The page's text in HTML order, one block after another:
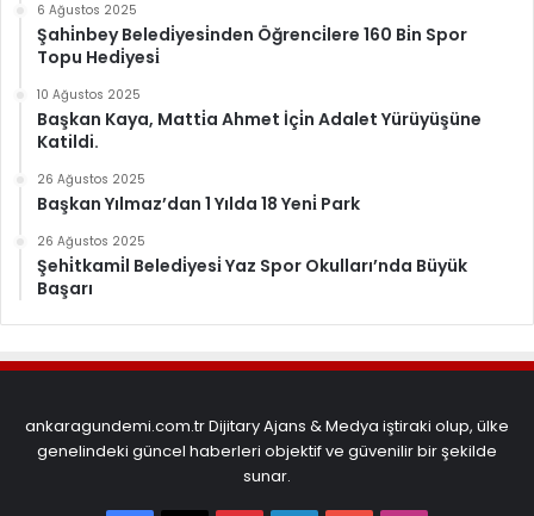
6 Ağustos 2025
Şahi̇nbey Beledi̇yesi̇nden Öğrenci̇lere 160 Bi̇n Spor
Topu Hedi̇yesi̇
10 Ağustos 2025
Başkan Kaya, Matti̇a Ahmet İçi̇n Adalet Yürüyüşüne
Katildi.
26 Ağustos 2025
Başkan Yılmaz’dan 1 Yılda 18 Yeni̇ Park
26 Ağustos 2025
Şehi̇tkami̇l Beledi̇yesi̇ Yaz Spor Okulları’nda Büyük
Başarı
ankaragundemi.com.tr Dijitary Ajans & Medya iştiraki olup, ülke
genelindeki güncel haberleri objektif ve güvenilir bir şekilde
sunar.